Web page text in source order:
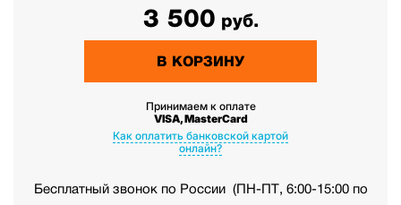
3 500 руб.
В КОРЗИНУ
Принимаем к оплате
VISA, MasterCard
Как оплатить банковской картой
онлайн?
Бесплатный звонок по России (ПН-ПТ, 6:00-15:00 по